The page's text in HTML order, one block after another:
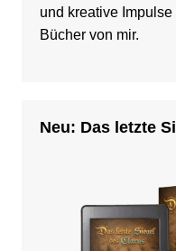
und kreative
Bücher von mir.
Neu: Das letzte